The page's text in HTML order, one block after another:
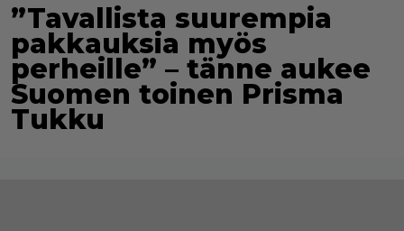
”Tavallista suurempia
pakkauksia myös
perheille” – tänne aukee
Suomen toinen Prisma
Tukku